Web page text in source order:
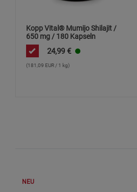
Kopp Vital® Mumijo Shilajit /
650 mg / 180 Kapseln
24,99 €
(181,09 EUR / 1 kg)
NEU